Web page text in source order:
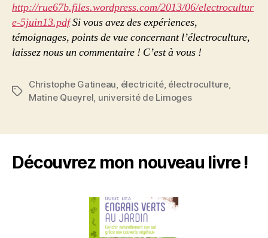
http://rue67b.files.wordpress.com/2013/06/electrocultur
e-5juin13.pdfSi vous avez des expériences,
témoignages, points de vue concernant l’électroculture,
laissez nous un commentaire ! C’est à vous !
Étiquettes
Christophe Gatineau, électricité, électroculture,
Matine Queyrel, université de Limoges
Découvrez mon nouveau livre !